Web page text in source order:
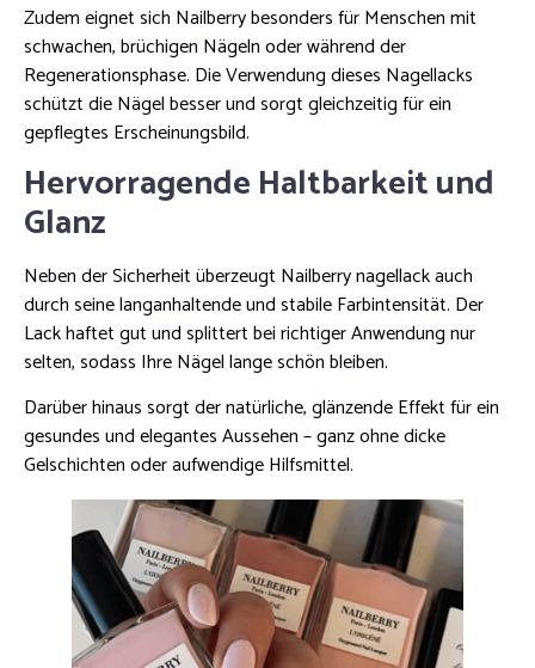
Zudem eignet sich Nailberry besonders für Menschen mit
schwachen, brüchigen Nägeln oder während der
Regenerationsphase. Die Verwendung dieses Nagellacks
schützt die Nägel besser und sorgt gleichzeitig für ein
gepflegtes Erscheinungsbild.
Hervorragende Haltbarkeit und
Glanz
Neben der Sicherheit überzeugt Nailberry nagellack auch
durch seine langanhaltende und stabile Farbintensität. Der
Lack haftet gut und splittert bei richtiger Anwendung nur
selten, sodass Ihre Nägel lange schön bleiben.
Darüber hinaus sorgt der natürliche, glänzende Effekt für ein
gesundes und elegantes Aussehen – ganz ohne dicke
Gelschichten oder aufwendige Hilfsmittel.